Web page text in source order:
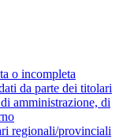
o incompleta
da parte dei titolari
amministrazione, di
regionali/provinciali